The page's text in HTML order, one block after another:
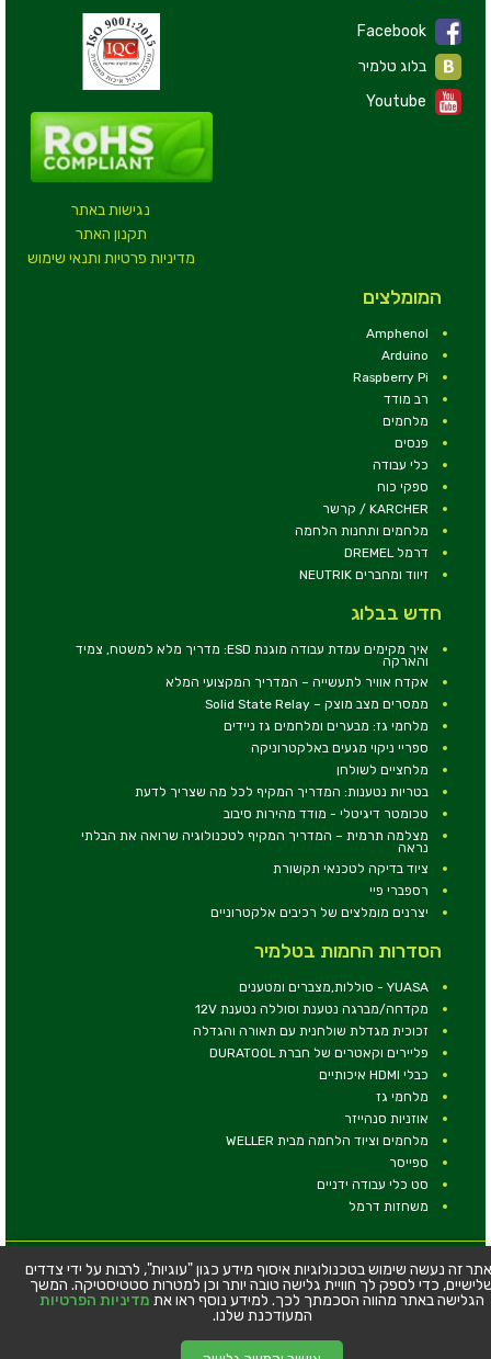
נגישות באתר
תקנון האתר
מדיניות פרטיות ותנאי שימוש
Facebook
Youtube
המומלצים
Amphenol
Arduino
Raspberry Pi
רב מודד
מלחמים
פנסים
כלי עבודה
ספקי כוח
KARCHER / קרשר
מלחמים ותחנות הלחמה
דרמל DREMEL
זיווד ומחברים NEUTRIK
חדש בבלוג
איך מקימים עמדת עבודה מוגנת ESD: מדריך מלא למשטח, צמיד
והארקה
אקדח אוויר לתעשייה – המדריך המקצועי המלא
ממסרים מצב מוצק – Solid State Relay
מלחמי גז: מבערים ומלחמים גז ניידים
ספריי ניקוי מגעים באלקטרוניקה
מלחציים לשולחן
בטריות נטענות: המדריך המקיף לכל מה שצריך לדעת
טכומטר דיגיטלי - מודד מהירות סיבוב
מצלמה תרמית – המדריך המקיף לטכנולוגיה שרואה את הבלתי
נראה
ציוד בדיקה לטכנאי תקשורת
רספברי פיי
יצרנים מומלצים של רכיבים אלקטרוניים
הסדרות החמות בטלמיר
YUASA - סוללות,מצברים ומטענים
מקדחה/מברגה נטענת וסוללה נטענת 12V
זכוכית מגדלת שולחנית עם תאורה והגדלה
פליירים וקאטרים של חברת DURATOOL
כבלי HDMI איכותיים
מלחמי גז
אוזניות סנהייזר
מלחמים וציוד הלחמה מבית WELLER
ספייסר
סט כלי עבודה ידניים
משחזות דרמל
© כל הזכויות שמורות - טלמיר אלקטרוניקה בע''מ
כתובת: דרך העצמאות 63, חיפה
טלפון:04-8534564
זה נעשה שימוש בטכנולוגיות איסוף מידע כגון "עוגיות", לרבות על ידי צדדים
כדי לספק לך חוויית גלישה טובה יותר וכן למטרות סטטיסטיקה. המשך
הגלישה באתר מהווה הסכמתך לכך. למידע נוסף ראו את מדיניות הפרטיות
המעודכנת שלנו.